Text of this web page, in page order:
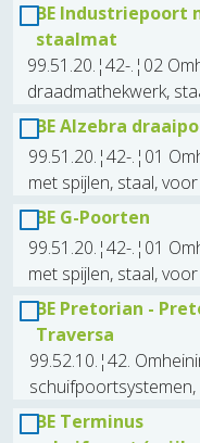
BE Industriepoort
staalmat
99.51.20.¦42-.¦02
draadmathekwerk,
BE Alzebra
99.51.20.¦42-.¦01
met spijlen, staal,
BE G-Poorten
99.51.20.¦42-.¦01
met spijlen, staal,
BE Pretorian -
Traversa
99.52.10.¦42.
BE Terminus